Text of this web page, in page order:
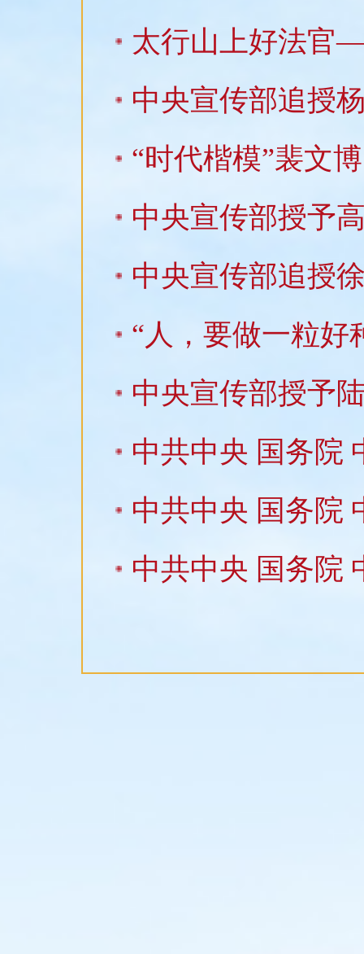
太行山上好法官
中央宣传部追授
“时代楷模”裴文
中央宣传部授予
中央宣传部追授